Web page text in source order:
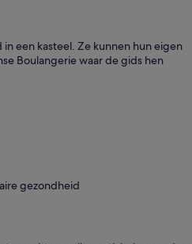
een kasteel. Ze kunnen hun eigen
Boulangerie waar de gids hen
gezondheid